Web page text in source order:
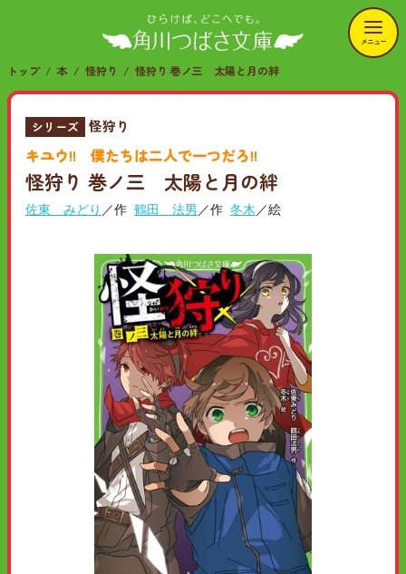
メニュー
トップ 本 怪狩り 怪狩り 巻ノ三 太陽と月の絆
シリーズ 怪狩り
キユウ!! 僕たちは二人で一つだろ!!
怪狩り 巻ノ三 太陽と月の絆
佐東 みどり ／作 鶴田 法男 ／作 冬木／絵